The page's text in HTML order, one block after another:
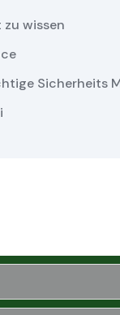
zu wissen
Sicherheits